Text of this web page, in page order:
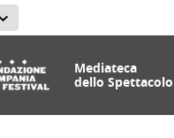
Mediateca
dello Spettacolo